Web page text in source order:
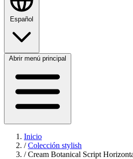
Abrir menú principal
Inicio
/ Colección stylish
/ Cream Botanical Script